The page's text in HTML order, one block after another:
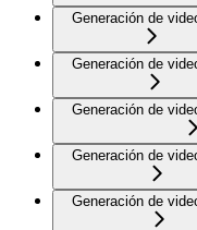
Generación de
Generación de
Generación de
Generación de
Generación de